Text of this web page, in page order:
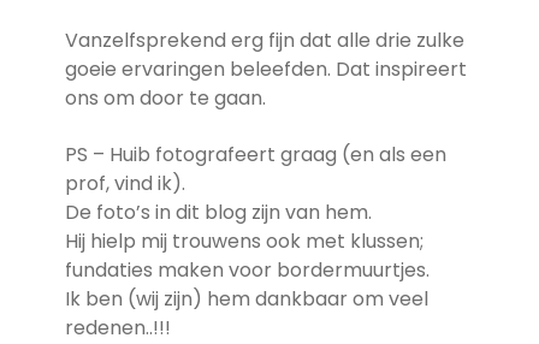
Vanzelfsprekend erg fijn dat alle drie zulke
goeie ervaringen beleefden. Dat inspireert
ons om door te gaan.
PS – Huib fotografeert graag (en als een
prof, vind ik).
De foto’s in dit blog zijn van hem.
Hij hielp mij trouwens ook met klussen;
fundaties maken voor bordermuurtjes.
Ik ben (wij zijn) hem dankbaar om veel
redenen..!!!